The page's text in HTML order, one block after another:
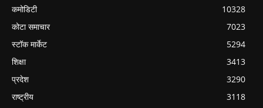
कमोडिटी
10328
कोटा समाचार
7023
स्टॉक मार्केट
5294
शिक्षा
3413
प्रदेश
3290
राष्ट्रीय
3118